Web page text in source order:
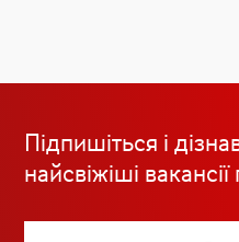
Підпишіться і
найсвіжіші